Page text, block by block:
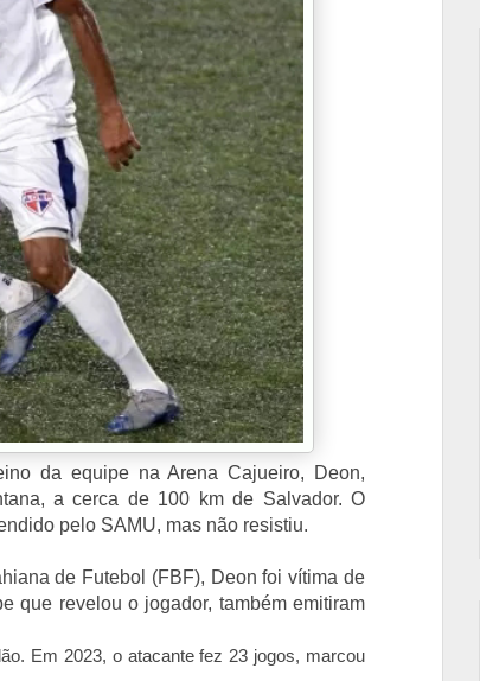
da equipe na Arena Cajueiro, Deon,
a cerca de 100 km de Salvador. O
pelo SAMU, mas não resistiu.
de Futebol (FBF), Deon foi vítima de
que revelou o jogador, também emitiram
Em 2023, o atacante fez 23 jogos, marcou